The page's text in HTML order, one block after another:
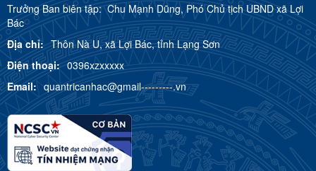
Trưởng Ban biên tập:Chu Mạnh Dũng, Phó Chủ tịch UBND xã Lợi
Bác
Địa chỉ: Thôn Nà U, xã Lợi Bác, tỉnh Lạng Sơn
Điện thoại: 0396xzxxxxx
Email: quantricanhac@gmail---------.vn